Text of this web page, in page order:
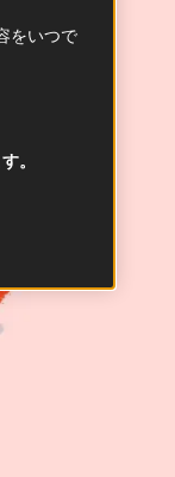
をいつで
。